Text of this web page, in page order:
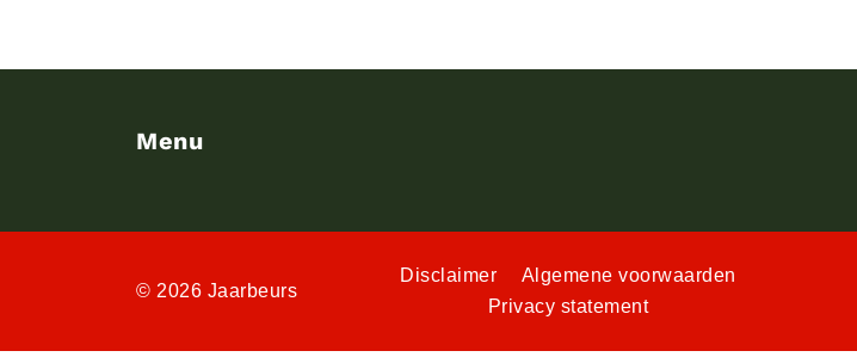
Menu
© 2026 Jaarbeurs
Disclaimer
Algemene voorwaarden
Privacy statement